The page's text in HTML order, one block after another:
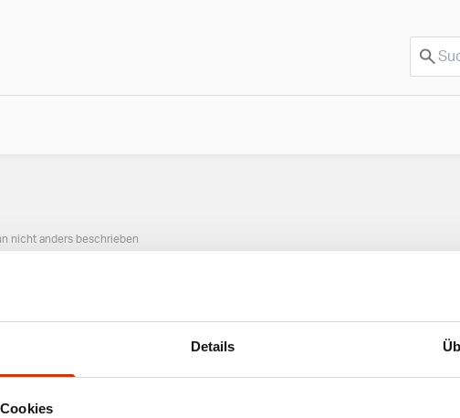
Details
nicht anders beschrieben
ANGESAGTE ANGELAUSRÜSTUNG